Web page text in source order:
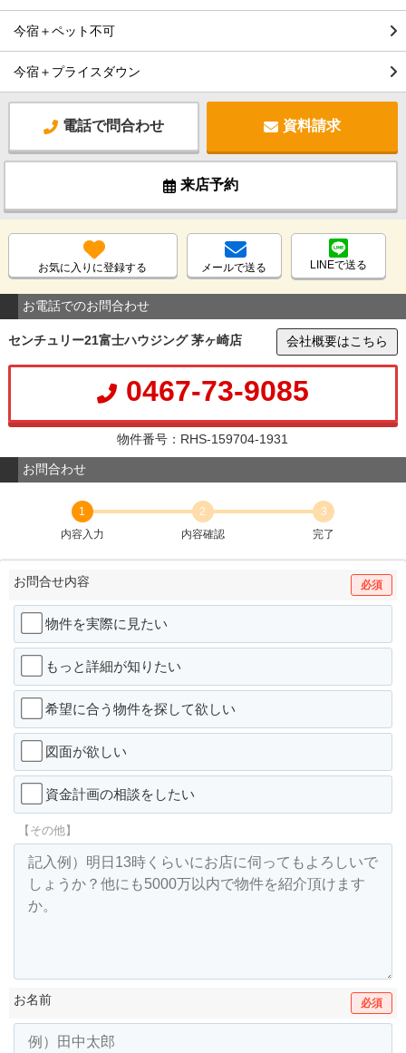
今宿＋ペット不可
今宿＋プライスダウン
電話で問合わせ 資料請求
来店予約
お気に入りに登録する メールで送る LINEで送る
お電話でのお問合わせ
センチュリー21富士ハウジング 茅ヶ崎店 会社概要はこちら
0467-73-9085
物件番号：RHS-159704-1931
お問合わせ
1
内容入力
2
内容確認
3
完了
お問合せ内容 必須
物件を実際に見たい
もっと詳細が知りたい
希望に合う物件を探して欲しい
図面が欲しい
資金計画の相談をしたい
【その他】
お名前 必須